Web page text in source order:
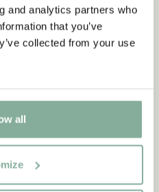
and analytics partners who
that you’ve
collected from your use
all
NEU
Sie exklusive
Fakten über Astrid
Sie 10 % Rabatt auf
Einkauf!
villkoren.
WERDEN